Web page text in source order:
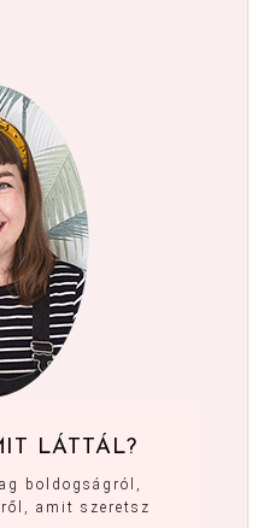
LÁTTÁL?
boldogságról,
amit szeretsz